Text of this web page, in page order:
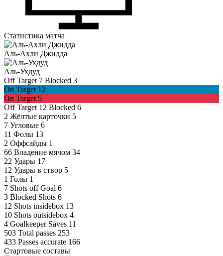
Статистика матча
Аль-Ахли Джидда
Аль-Ухдуд
Off Target 7 Blocked 3
On Target 12
On Target 5
Off Target 12 Blocked 6
2 Жёлтые карточки 5
7 Угловые 6
11 Фолы 13
2 Оффсайды 1
66 Владение мячом 34
22 Удары 17
12 Удары в створ 5
1 Голы 1
7 Shots off Goal 6
3 Blocked Shots 6
12 Shots insidebox 13
10 Shots outsidebox 4
4 Goalkeeper Saves 11
503 Total passes 253
433 Passes accurate 166
Стартовые составы